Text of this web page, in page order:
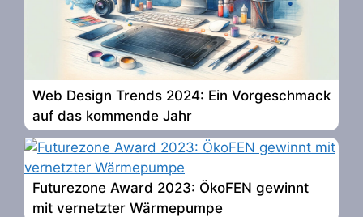
Web Design Trends 2024: Ein Vorgeschmack
auf das kommende Jahr
Futurezone Award 2023: ÖkoFEN gewinnt
mit vernetzter Wärmepumpe